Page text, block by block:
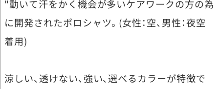
"動いて汗をかく機会が多いケアワークの方の為
に開発されたポロシャツ。(女性：空、男性：夜空
着用)
涼しい、透けない、強い、選べるカラーが特徴で